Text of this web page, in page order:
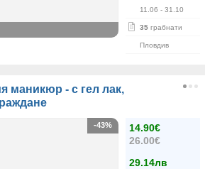
11.06 - 31.10
35 грабнати
Пловдив
маникюр - с гел лак,
14.90€
26.00€
29.14лв
-43%